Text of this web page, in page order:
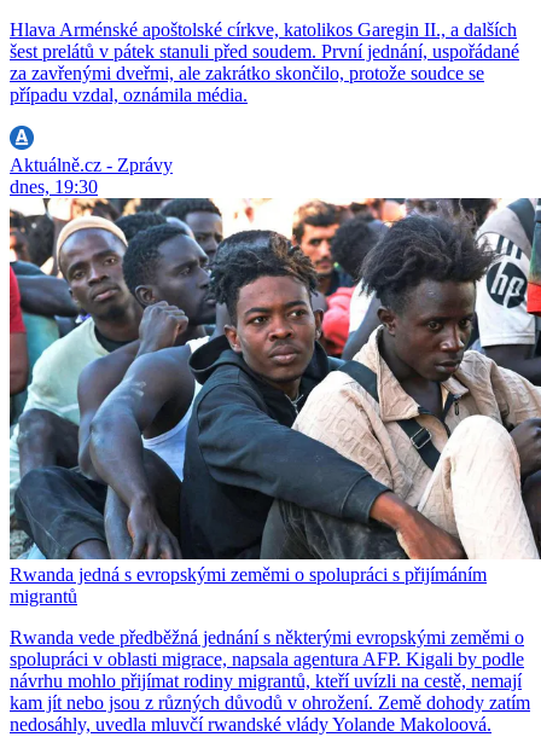
Hlava Arménské apoštolské církve, katolikos Garegin II., a dalších
šest prelátů v pátek stanuli před soudem. První jednání, uspořádané
za zavřenými dveřmi, ale zakrátko skončilo, protože soudce se
případu vzdal, oznámila média.
Aktuálně.cz - Zprávy
dnes, 19:30
Rwanda jedná s evropskými zeměmi o spolupráci s přijímáním
migrantů
Rwanda vede předběžná jednání s některými evropskými zeměmi o
spolupráci v oblasti migrace, napsala agentura AFP. Kigali by podle
návrhu mohlo přijímat rodiny migrantů, kteří uvízli na cestě, nemají
kam jít nebo jsou z různých důvodů v ohrožení. Země dohody zatím
nedosáhly, uvedla mluvčí rwandské vlády Yolande Makoloová.